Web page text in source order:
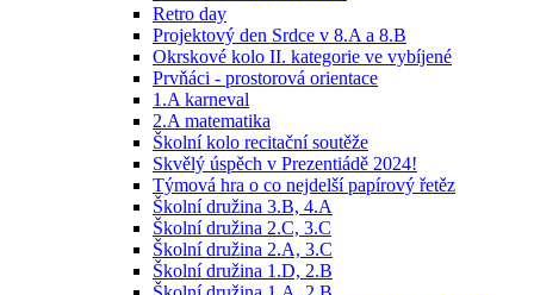
Retro day
Projektový den Srdce v 8.A a 8.B
Okrskové kolo II. kategorie ve vybíjené
Prvňáci - prostorová orientace
1.A karneval
2.A matematika
Školní kolo recitační soutěže
Skvělý úspěch v Prezentiádě 2024!
Týmová hra o co nejdelší papírový řetěz
Školní družina 3.B, 4.A
Školní družina 2.C, 3.C
Školní družina 2.A, 3.C
Školní družina 1.D, 2.B